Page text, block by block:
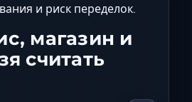
и риск переделок.
магазин и
считать